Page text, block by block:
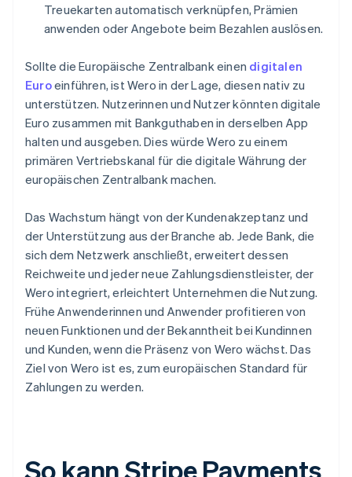
Treuekarten automatisch verknüpfen, Prämien
anwenden oder Angebote beim Bezahlen auslösen.
Sollte die Europäische Zentralbank einen digitalen
Euroeinführen, ist Wero in der Lage, diesen nativ zu
unterstützen. Nutzerinnen und Nutzer könnten digitale
Euro zusammen mit Bankguthaben in derselben App
halten und ausgeben. Dies würde Wero zu einem
primären Vertriebskanal für die digitale Währung der
europäischen Zentralbank machen.
Das Wachstum hängt von der Kundenakzeptanz und
der Unterstützung aus der Branche ab. Jede Bank, die
sich dem Netzwerk anschließt, erweitert dessen
Reichweite und jeder neue Zahlungsdienstleister, der
Wero integriert, erleichtert Unternehmen die Nutzung.
Frühe Anwenderinnen und Anwender profitieren von
neuen Funktionen und der Bekanntheit bei Kundinnen
und Kunden, wenn die Präsenz von Wero wächst. Das
Ziel von Wero ist es, zum europäischen Standard für
Zahlungen zu werden.
So kann Stripe Payments